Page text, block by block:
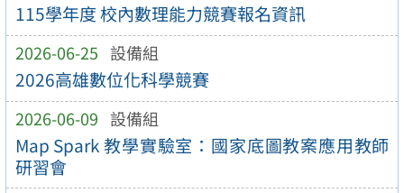
115學年度 校內數理能力競賽報名資訊
2026-06-25 設備組
2026高雄數位化科學競賽
2026-06-09 設備組
Map Spark 教學實驗室：國家底圖教案應用教師
研習會